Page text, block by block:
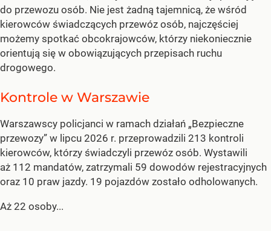
do przewozu osób. Nie jest żadną tajemnicą, że wśród
kierowców świadczących przewóz osób, najczęściej
możemy spotkać obcokrajowców, którzy niekoniecznie
orientują się w obowiązujących przepisach ruchu
drogowego.
Kontrole w Warszawie
Warszawscy policjanci w ramach działań „Bezpieczne
przewozy” w lipcu 2026 r. przeprowadzili 213 kontroli
kierowców, którzy świadczyli przewóz osób. Wystawili
aż 112 mandatów, zatrzymali 59 dowodów rejestracyjnych
oraz 10 praw jazdy. 19 pojazdów zostało odholowanych.
Aż 22 osoby...